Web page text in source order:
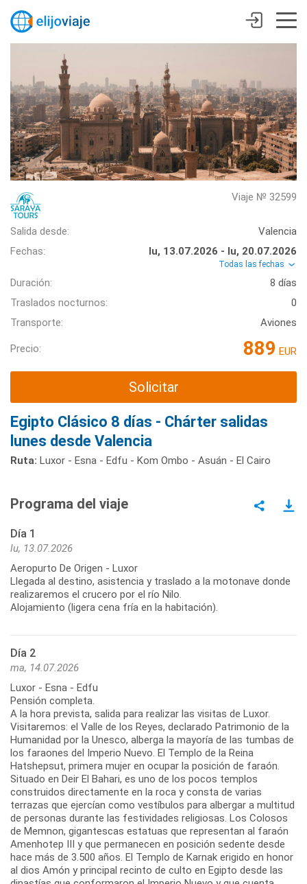
Viaje № 32599
Salida desde:
Valencia
Fechas:
lu, 13.07.2026 - lu, 20.07.2026
Todas las fechas
Duración:
8 días
Traslados nocturnos:
0
Transporte:
Aviones
Precio: 889 EUR
Solicitar
Egipto Clásico 8 días - Chárter salidas
lunes desde Valencia
Ruta: Luxor - Esna - Edfu - Kom Ombo - Asuán - El Cairo
Programa del viaje
Día 1
lu, 13.07.2026
Aeropurto De Origen - Luxor
Llegada al destino, asistencia y traslado a la motonave donde
realizaremos el crucero por el río Nilo.
Alojamiento (ligera cena fría en la habitación).
Día 2
ma, 14.07.2026
Luxor - Esna - Edfu
Pensión completa.
A la hora prevista, salida para realizar las visitas de Luxor.
Visitaremos: el Valle de los Reyes, declarado Patrimonio de la
Humanidad por la Unesco, alberga la mayoría de las tumbas de
los faraones del Imperio Nuevo. El Templo de la Reina
Hatshepsut, primera mujer en ocupar la posición de faraón.
Situado en Deir El Bahari, es uno de los pocos templos
construidos directamente en la roca y consta de varias
terrazas que ejercían como vestíbulos para albergar a multitud
de personas durante las festividades religiosas. Los Colosos
de Memnon, gigantescas estatuas que representan al faraón
Amenhotep III y que permanecen en posición sedente desde
hace más de 3.500 años. El Templo de Karnak erigido en honor
al dios Amón y principal recinto de culto en Egipto desde las